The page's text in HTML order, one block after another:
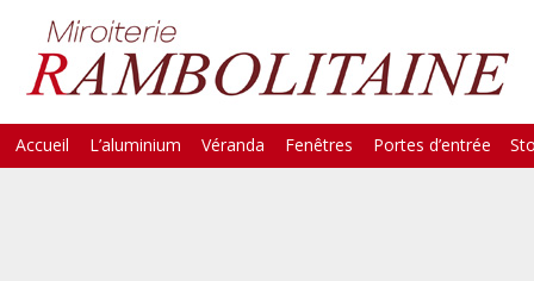
Main Menu
Skip
Accueil L’aluminium Véranda Fenêtres Portes d’entrée